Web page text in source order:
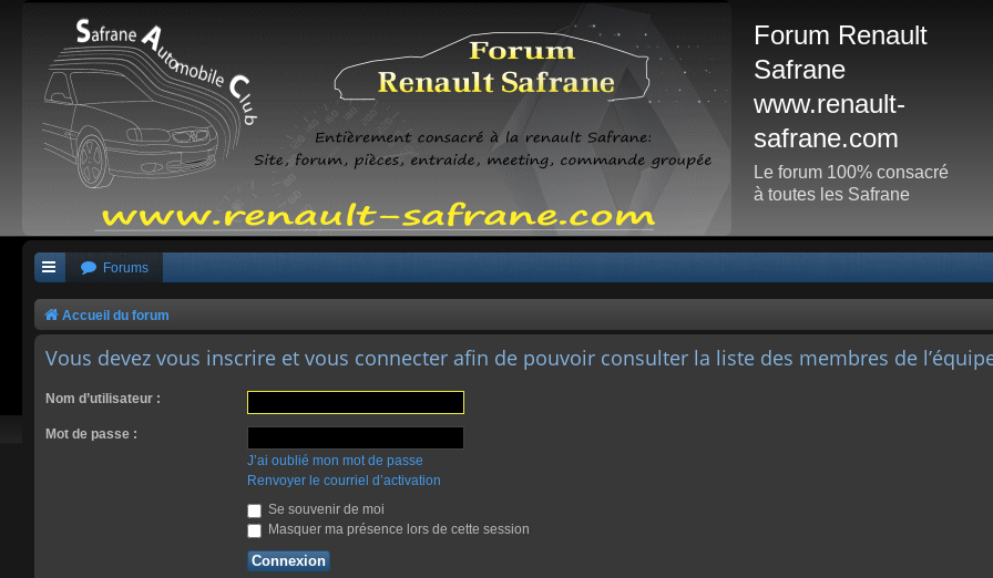
Forum Renault
Safrane
www.renault-
safrane.com
Le forum 100% consacré
à toutes les Safrane
Forums
Accueil du forum
Vous devez vous inscrire et vous connecter afin de pouvoir consulter la liste des membres de
Nom d’utilisateur :
Mot de passe :
J’ai oublié mon mot de passe
Renvoyer le courriel d’activation
Se souvenir de moi
Masquer ma présence lors de cette session